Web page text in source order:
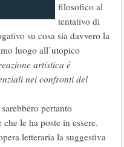
filosofico al
tentativo di
su cosa sia davvero la
luogo all’utopico
artistica è
nei confronti del
pertanto
le ha poste in essere.
letteraria la suggestiva